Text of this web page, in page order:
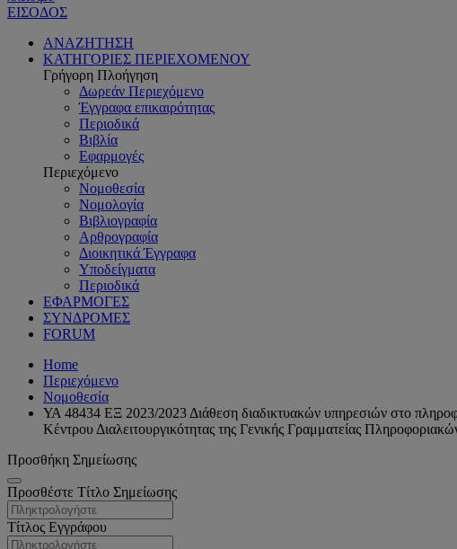
ΕΙΣΟΔΟΣ
ΑΝΑΖΗΤΗΣΗ
ΚΑΤΗΓΟΡΙΕΣ ΠΕΡΙΕΧΟΜΕΝΟΥ
Γρήγορη Πλοήγηση
Δωρεάν Περιεχόμενο
Έγγραφα επικαιρότητας
Περιοδικά
Βιβλία
Εφαρμογές
Περιεχόμενο
Νομοθεσία
Νομολογία
Βιβλιογραφία
Αρθρογραφία
Διοικητικά Έγγραφα
Υποδείγματα
Περιοδικά
ΕΦΑΡΜΟΓΕΣ
ΣΥΝΔΡΟΜΕΣ
FORUM
Home
Περιεχόμενο
Νομοθεσία
ΥΑ 48434 ΕΞ 2023/2023 Διάθεση διαδικτυακών υπηρεσιών στο
Κέντρου Διαλειτουργικότητας της Γενικής Γραμματείας
Προσθήκη Σημείωσης
Προσθέστε Τίτλο Σημείωσης
Τίτλος Εγγράφου